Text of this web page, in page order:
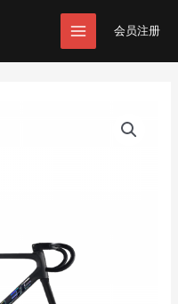
MAIN
MENU
会员注册